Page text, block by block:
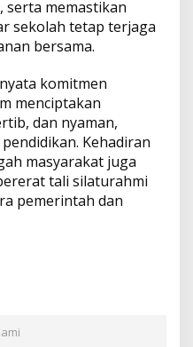
serta memastikan
sekolah tetap terjaga
bersama.
komitmen
menciptakan
dan nyaman,
Kehadiran
masyarakat juga
tali silaturahmi
pemerintah dan